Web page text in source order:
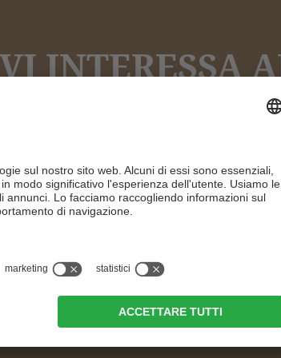
INTERESSA
Come a casa!
CAMERE & PREZZI